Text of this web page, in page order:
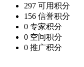
297 可用积分
156 信誉积分
0 专家积分
0 空间积分
0 推广积分